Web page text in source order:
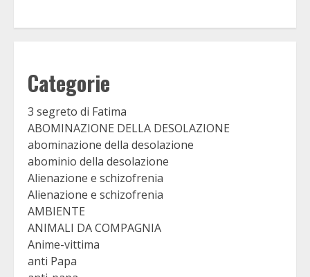
Categorie
3 segreto di Fatima
ABOMINAZIONE DELLA DESOLAZIONE
abominazione della desolazione
abominio della desolazione
Alienazione e schizofrenia
Alienazione e schizofrenia
AMBIENTE
ANIMALI DA COMPAGNIA
Anime-vittima
anti Papa